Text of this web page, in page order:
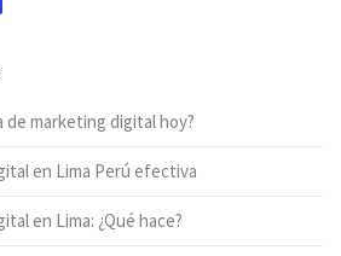
de marketing digital hoy?
en Lima Perú efectiva
en Lima: ¿Qué hace?